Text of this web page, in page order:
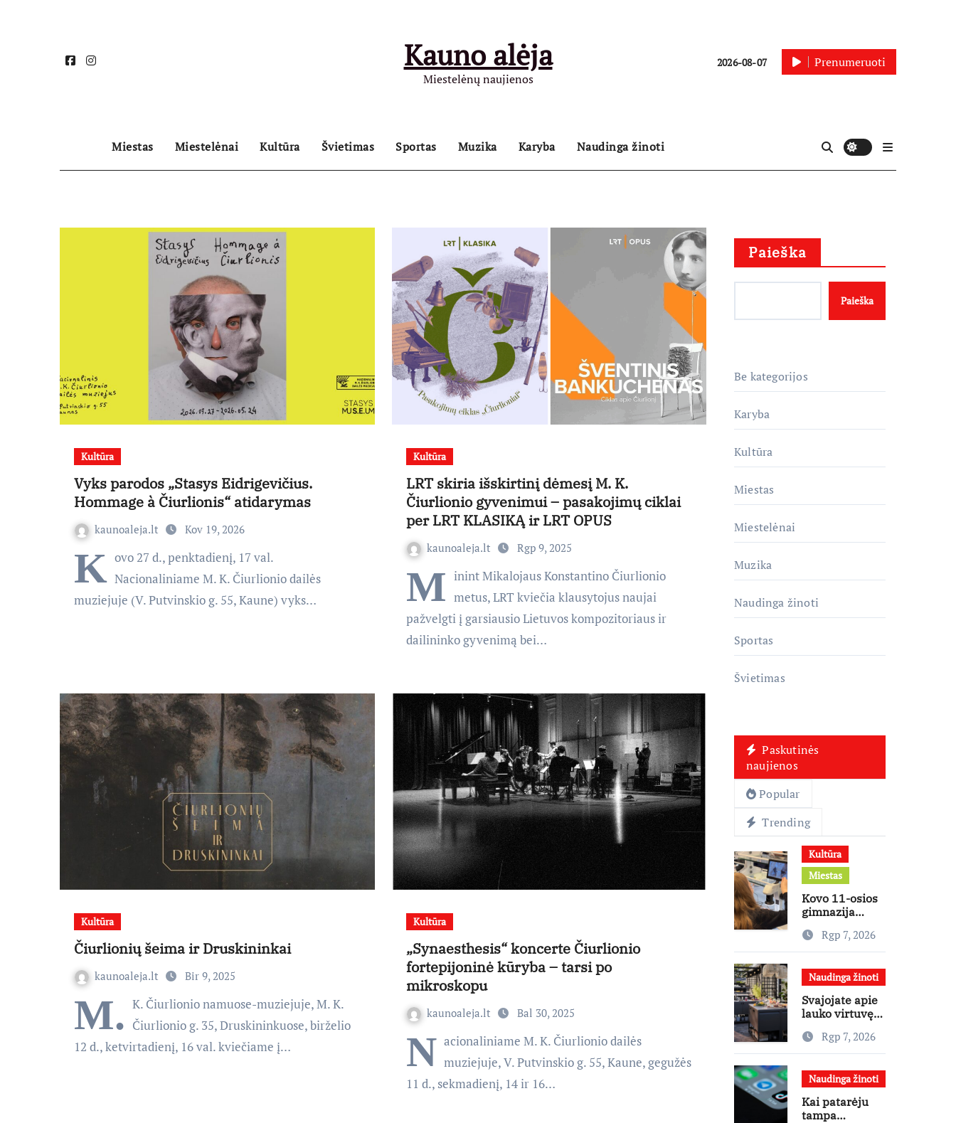
Kauno alėja
Miestelėnų naujienos
2026-08-07 Prenumeruoti
Miestas Miestelėnai Kultūra Švietimas Sportas Muzika Karyba Naudinga žinoti
Kultūra
Vyks parodos „Stasys Eidrigevičius.
Hommage à Čiurlionis“ atidarymas
kaunoaleja.lt Kov 19, 2026
K ovo 27 d., penktadienį, 17 val.
Nacionaliniame M. K. Čiurlionio dailės
muziejuje (V. Putvinskio g. 55, Kaune) vyks…
Kultūra
LRT skiria išskirtinį dėmesį M. K.
Čiurlionio gyvenimui – pasakojimų ciklai
per LRT KLASIKĄ ir LRT OPUS
kaunoaleja.lt Rgp 9, 2025
M inint Mikalojaus Konstantino Čiurlionio
metus, LRT kviečia klausytojus naujai
pažvelgti į garsiausio Lietuvos kompozitoriaus ir
dailininko gyvenimą bei…
Kultūra
Čiurlionių šeima ir Druskininkai
kaunoaleja.lt Bir 9, 2025
M. K. Čiurlionio namuose-muziejuje, M. K.
Čiurlionio g. 35, Druskininkuose, birželio
12 d., ketvirtadienį, 16 val. kviečiame į…
Kultūra
„Synaesthesis“ koncerte Čiurlionio
fortepijoninė kūryba – tarsi po
mikroskopu
kaunoaleja.lt Bal 30, 2025
N acionaliniame M. K. Čiurlionio dailės
muziejuje, V. Putvinskio g. 55, Kaune, gegužės
11 d., sekmadienį, 14 ir 16…
Paieška
Paieška
Be kategorijos
Karyba
Kultūra
Miestas
Miestelėnai
Muzika
Naudinga žinoti
Sportas
Švietimas
Paskutinės
naujienos
Popular
Trending
Kultūra
Miestas
Kovo 11-osios
gimnazija
mokymosi
kultūrą: nuo
žinių kaupimo
– prie jų
supratimo ir
taikymo
Rgp 7, 2026
Naudinga žinoti
Svajojate apie
lauko virtuvę?
dizainerė
pataria, nuo ko
pradėti
Rgp 7, 2026
Naudinga žinoti
Kai patarėju
tampa